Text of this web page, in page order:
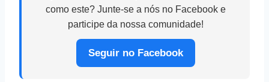
como este? Junte-se a nós no Facebook e
participe da nossa comunidade!
Seguir no Facebook